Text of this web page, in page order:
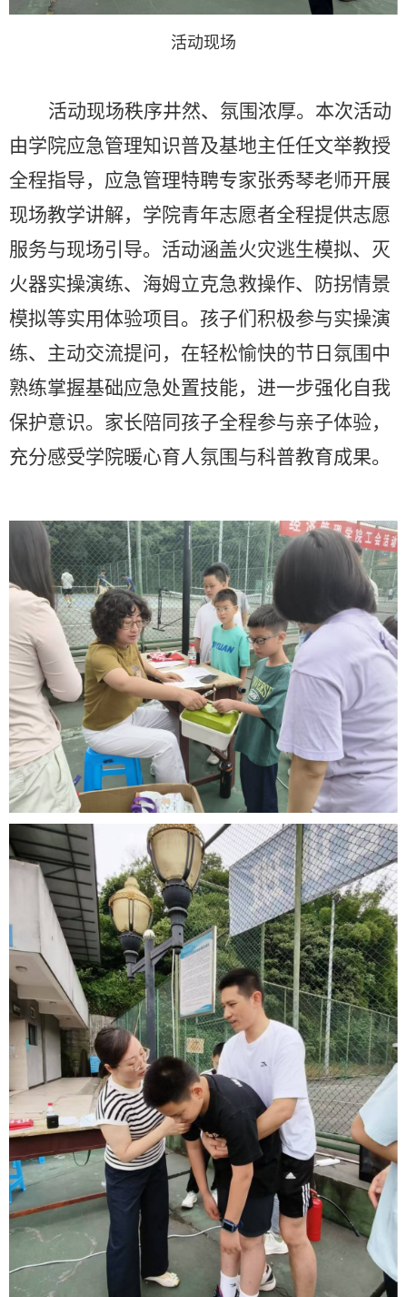
活动现场
活动现场秩序井然、氛围浓厚。本次活动
由学院应急管理知识普及基地主任任文举教授
全程指导，应急管理特聘专家张秀琴老师开展
现场教学讲解，学院青年志愿者全程提供志愿
服务与现场引导。活动涵盖火灾逃生模拟、灭
火器实操演练、海姆立克急救操作、防拐情景
模拟等实用体验项目。孩子们积极参与实操演
练、主动交流提问，在轻松愉快的节日氛围中
熟练掌握基础应急处置技能，进一步强化自我
保护意识。家长陪同孩子全程参与亲子体验，
充分感受学院暖心育人氛围与科普教育成果。